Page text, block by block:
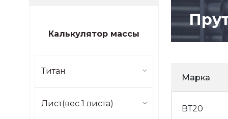
Калькулятор массы
Титан
Лист(вес 1 листа)
Марка
ВТ20